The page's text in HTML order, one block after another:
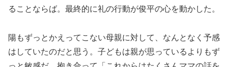
ることならば。最終的に礼の行動が俊平の心を動かした。
陽もずっとかえってこない母親に対して、なんとなく予感
はしていたのだと思う。子どもは親が思っているよりもず